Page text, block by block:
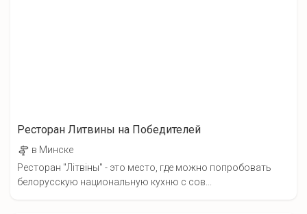
Ресторан Литвины на Победителей
в Минске
Ресторан "Лiтвiны" - это место, где можно попробовать
белорусскую национальную кухню с сов...